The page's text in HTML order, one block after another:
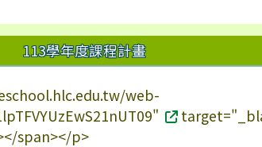
113學年度課程計畫
web-
span></p>